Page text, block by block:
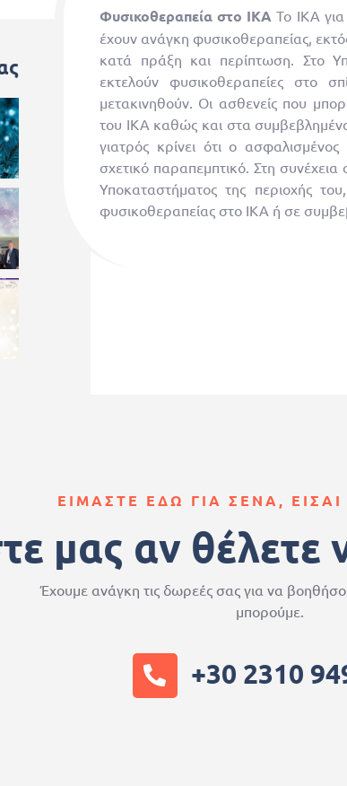
Φυσικοθεραπεία στο ΙΚΑ Το ΙΚΑ
έχουν ανάγκη φυσικοθεραπείας,
κατά πράξη και περίπτωση. Στο
εκτελούν φυσικοθεραπείες στο
μετακινηθούν. Οι ασθενείς που
του ΙΚΑ καθώς και στα
γιατρός κρίνει ότι ο
σχετικό παραπεμπτικό. Στη
Υποκαταστήματος της περιοχής
φυσικοθεραπείας στο ΙΚΑ ή σε
ΕΙΜΑΣΤΕ ΕΔΩ ΓΙΑ ΣΕΝΑ,
μας αν θέλετε
Έχουμε ανάγκη τις δωρεές σας για να
μπορούμε.
+30 2310